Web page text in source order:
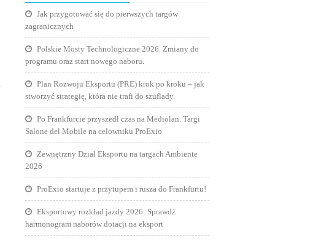
Jak przygotować się do pierwszych targów
zagranicznych
Polskie Mosty Technologiczne 2026. Zmiany do
programu oraz start nowego naboru.
Plan Rozwoju Eksportu (PRE) krok po kroku – jak
stworzyć strategię, która nie trafi do szuflady.
Po Frankfurcie przyszedł czas na Mediolan. Targi
Salone del Mobile na celowniku ProExio
Zewnętrzny Dział Eksportu na targach Ambiente
2026
ProExio startuje z przytupem i rusza do Frankfurtu!
Eksportowy rozkład jazdy 2026: Sprawdź
harmonogram naborów dotacji na eksport